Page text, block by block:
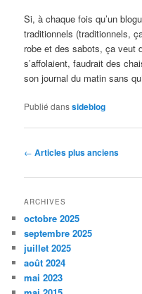
Si, à chaque fois qu’un
traditionnels (traditionnels,
robe et des sabots, ça
s’affolaient, faudrait des
son journal du matin sans
Publié danssideblog
Navigation
articles
← Articles plus anciens
ARCHIVES
octobre 2025
septembre 2025
juillet 2025
août 2024
mai 2023